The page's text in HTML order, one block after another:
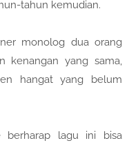
tahun kemudian.
monolog dua orang
kenangan yang sama,
hangat yang belum
berharap lagu ini bisa